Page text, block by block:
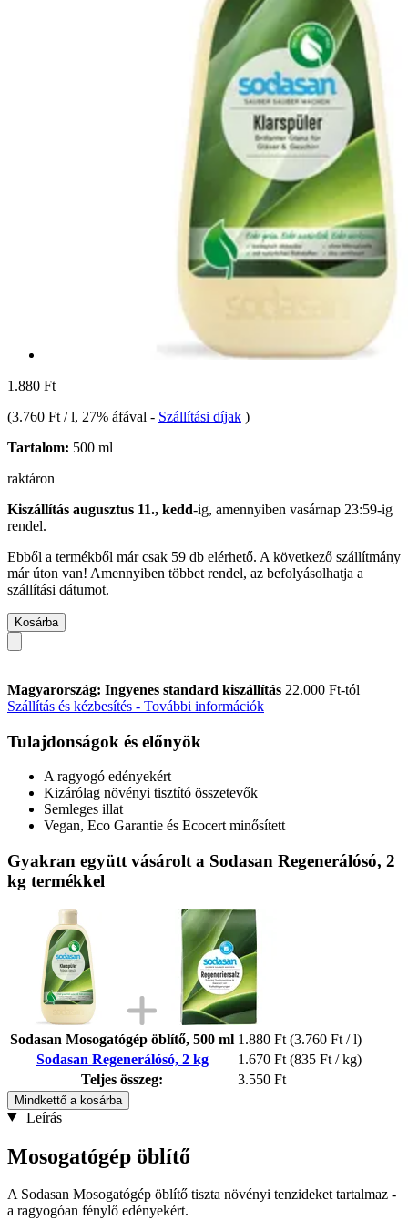
1.880 Ft
(3.760 Ft / l, 27% áfával - Szállítási díjak )
Tartalom: 500 ml
raktáron
Kiszállítás augusztus 11., kedd-ig, amennyiben vasárnap 23:59-ig
rendel.
Ebből a termékből már csak 59 db elérhető. A következő szállítmány
már úton van! Amennyiben többet rendel, az befolyásolhatja a
szállítási dátumot.
Kosárba
Magyarország: Ingyenes standard kiszállítás 22.000 Ft-tól
Szállítás és kézbesítés - További információk
Tulajdonságok és előnyök
A ragyogó edényekért
Kizárólag növényi tisztító összetevők
Semleges illat
Vegan, Eco Garantie és Ecocert minősített
Gyakran együtt vásárolt a Sodasan Regenerálósó, 2
kg termékkel
Sodasan Mosogatógép öblítő, 500 ml 1.880 Ft (3.760 Ft / l)
Sodasan Regenerálósó, 2 kg
1.670 Ft (835 Ft / kg)
Teljes összeg:
3.550 Ft
Mindkettő a kosárba
Leírás
Mosogatógép öblítő
A Sodasan Mosogatógép öblítő tiszta növényi tenzideket tartalmaz -
a ragyogóan fénylő edényekért.